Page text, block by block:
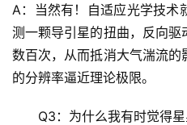
A：当然有！
自适应光学技术
测一颗导引星的扭曲，反向
数百次，从而抵消大气湍流
的分辨率逼近理论极限。
Q3：为什么我有时觉得星